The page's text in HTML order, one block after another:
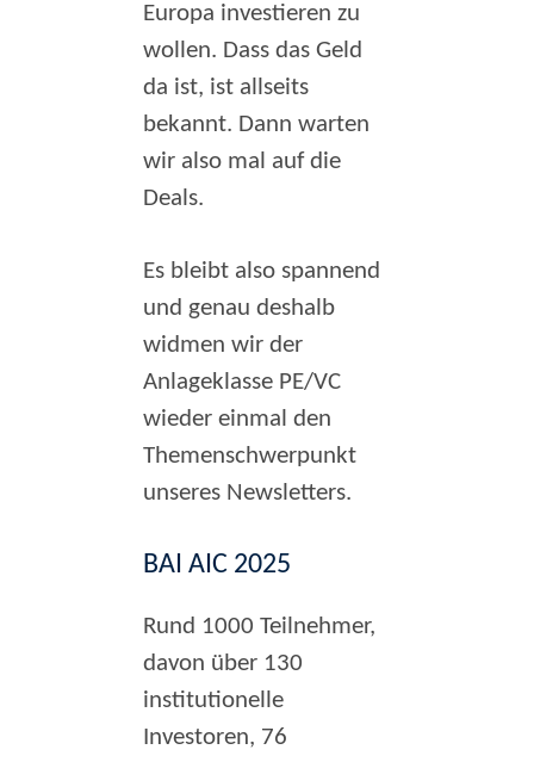
Europa investieren zu
wollen. Dass das Geld
da ist, ist allseits
bekannt. Dann warten
wir also mal auf die
Deals.
Es bleibt also spannend
und genau deshalb
widmen wir der
Anlageklasse PE/VC
wieder einmal den
Themenschwerpunkt
unseres Newsletters.
BAI AIC 2025
Rund 1000 Teilnehmer,
davon über 130
institutionelle
Investoren, 76